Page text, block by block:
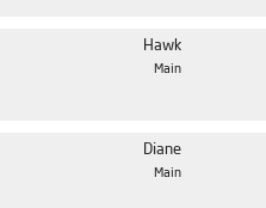
Hawk
Main
Diane
Main